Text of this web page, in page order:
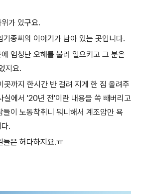
가 있구요.
기종씨의 이야기가 남아 있는 곳입니다.
엄청난 오해를 불러 일으키고 그 분은
지요.
까지 한시간 반 걸려 지게 한 짐 올려주
에서 '20년 전'이란 내용을 쏙 빼버리고
들이 노동착취니 뭐니해서 계조암만 욕
.
들은 허다하지요.ㅠ